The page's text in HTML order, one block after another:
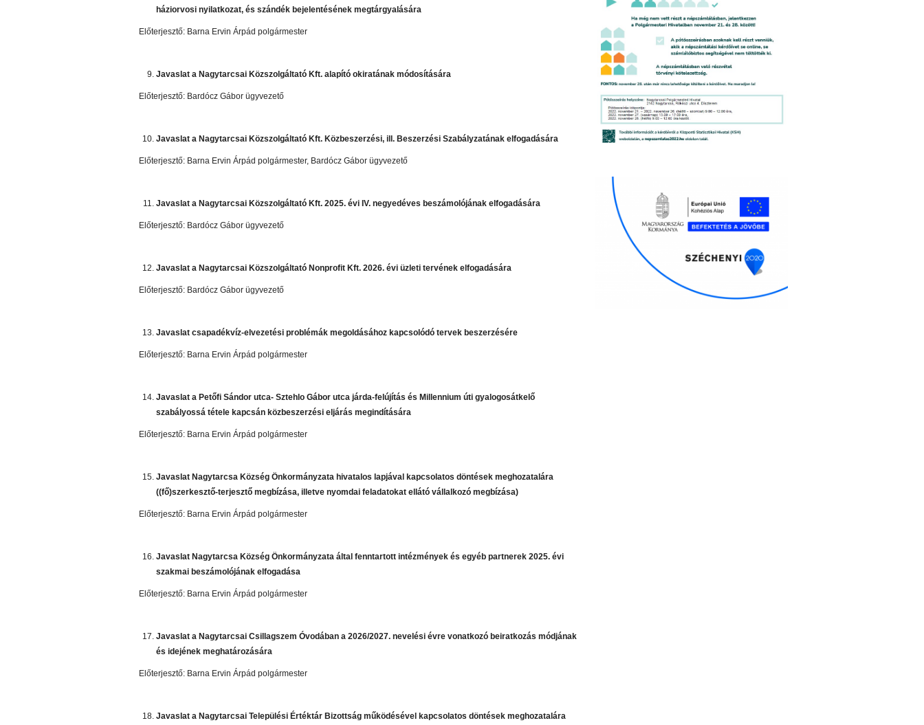
háziorvosi nyilatkozat, és szándék bejelentésének megtárgyalására
Előterjesztő: Barna Ervin Árpád polgármester
Javaslat a Nagytarcsai Közszolgáltató Kft. alapító okiratának módosítására
Előterjesztő: Bardócz Gábor ügyvezető
Javaslat a Nagytarcsai Közszolgáltató Kft. Közbeszerzési, ill. Beszerzési Szabályzatának elfogadására
Előterjesztő: Barna Ervin Árpád polgármester, Bardócz Gábor ügyvezető
Javaslat a Nagytarcsai Közszolgáltató Kft. 2025. évi IV. negyedéves beszámolójának elfogadására
Előterjesztő: Bardócz Gábor ügyvezető
Javaslat a Nagytarcsai Közszolgáltató Nonprofit Kft. 2026. évi üzleti tervének elfogadására
Előterjesztő: Bardócz Gábor ügyvezető
Javaslat csapadékvíz-elvezetési problémák megoldásához kapcsolódó tervek beszerzésére
Előterjesztő: Barna Ervin Árpád polgármester
Javaslat a Petőfi Sándor utca- Sztehlo Gábor utca járda-felújítás és Millennium úti gyalogosátkelő
szabályossá tétele kapcsán közbeszerzési eljárás megindítására
Előterjesztő: Barna Ervin Árpád polgármester
Javaslat Nagytarcsa Község Önkormányzata hivatalos lapjával kapcsolatos döntések meghozatalára
((fő)szerkesztő-terjesztő megbízása, illetve nyomdai feladatokat ellátó vállalkozó megbízása)
Előterjesztő: Barna Ervin Árpád polgármester
Javaslat Nagytarcsa Község Önkormányzata által fenntartott intézmények és egyéb partnerek 2025. évi
szakmai beszámolójának elfogadása
Előterjesztő: Barna Ervin Árpád polgármester
Javaslat a Nagytarcsai Csillagszem Óvodában a 2026/2027. nevelési évre vonatkozó beiratkozás módjának
és idejének meghatározására
Előterjesztő: Barna Ervin Árpád polgármester
Javaslat a Nagytarcsai Települési Értéktár Bizottság működésével kapcsolatos döntések meghozatalára